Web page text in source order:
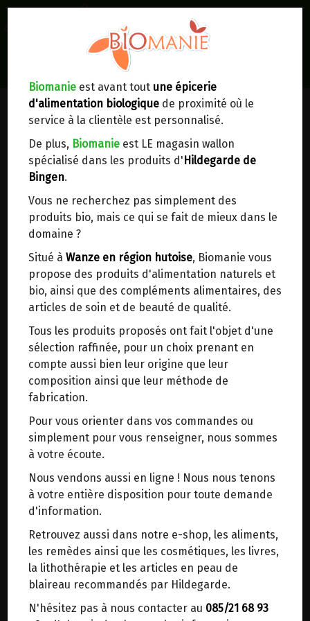
Biomanie est avant tout une épicerie
d'alimentation biologique de proximité où le
service à la clientèle est personnalisé.
De plus, Biomanie est LE magasin wallon
spécialisé dans les produits d' Hildegarde de
Bingen.
Vous ne recherchez pas simplement des
produits bio, mais ce qui se fait de mieux dans le
domaine ?
Situé à Wanze en région hutoise, Biomanie vous
propose des produits d'alimentation naturels et
bio, ainsi que des compléments alimentaires, des
articles de soin et de beauté de qualité.
Tous les produits proposés ont fait l'objet d'une
sélection raffinée, pour un choix prenant en
compte aussi bien leur origine que leur
composition ainsi que leur méthode de
fabrication.
Pour vous orienter dans vos commandes ou
simplement pour vous renseigner, nous sommes
à votre écoute.
Nous vendons aussi en ligne ! Nous nous tenons
à votre entière disposition pour toute demande
d'information.
Retrouvez aussi dans notre e-shop, les aliments,
les remèdes ainsi que les cosmétiques, les livres,
la lithothérapie et les articles en peau de
blaireau recommandés par Hildegarde.
N'hésitez pas à nous contacter au 085/21 68 93
Lieux de réception/livraison
Livraison à votre domicile
Nous envoyons votre commande à votre
domicile enBelgique, France, Luxembourg,
Royaume-Uni, Suisse, Pays-Bas, Portugal,
Espagne. Pour d'autres pays, merci de nous
contacter.
Choisir ce lieu
Dans un point d'enlèvement BPost
En choisissant un Point d’enlèvement ou un
distributeur bbox, vous permettez d’éviter des
trajets inutiles. En posant ce choix, vous
contribuez à la réduction des émissions de CO₂
de 30 % en moyenne. Et grâce au plus grand
réseau de distribution de Belgique, il y a
toujours une solution près de chez vous.
Venez chercher votre colis dans un point
d'enlèvement ou distributeur BBox de BPost :
points d'enlèvement ou distributeurs BBox
Merci de signaler dans les commentaires, le
point d'enlèvement choisi.
Sinon, vous pouvez envoyer un mail avec le
point d'enlèvement désiré ou bien nous vous
recontacterons afin de déterminer ensemble le
lieu de livraison choisi.
Choisir ce lieu
SAVON SURGRAS VEGETAL
APAISANT BIO ANTHEYA 100G
Origine : France.
Saponification à froid.
Labellisé Nature et Progrès.
100% végétal.
Savon végétal surgras à froid très doux et très
nourrissant. Il nettoie tout en douceur et hydrate
la peau. Sa mousse est onctueuse et généreuse.
Le savon surgras Apaisant est adapté aux peaux
les plus fragiles délicatement parfumé. Le tester
c’est l’adopter.
Composition :
Huile d’olive*°, huile de noix de coco*°, huile de
colza*°, glycérine végétale issue de la